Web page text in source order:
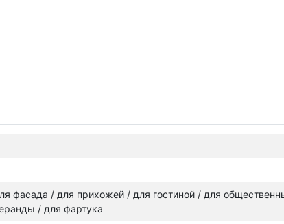
фасада / для прихожей / для гостиной / для
/ для фартука